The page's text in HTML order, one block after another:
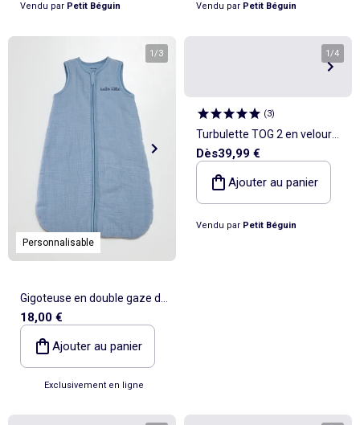
Vendu par Petit Béguin Vendu par Petit Béguin
Personnalisable
1/3
Gigoteuse en double gaze de
coton sans manches TOG 2
18,00 €
Ajouter au panier
Exclusivement en ligne
1/4
(3)
Turbulette TOG 2 en velours
avec pieds retroussables et
manches amovibles Charly
Dès39,99 €
Ajouter au panier
Vendu par Petit Béguin